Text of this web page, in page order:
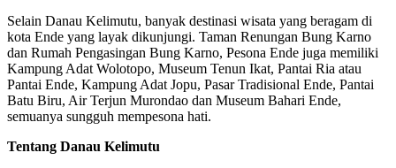
Selain Danau Kelimutu, banyak destinasi wisata yang beragam di
kota Ende yang layak dikunjungi. Taman Renungan Bung Karno
dan Rumah Pengasingan Bung Karno, Pesona Ende juga memiliki
Kampung Adat Wolotopo, Museum Tenun Ikat, Pantai Ria atau
Pantai Ende, Kampung Adat Jopu, Pasar Tradisional Ende, Pantai
Batu Biru, Air Terjun Murondao dan Museum Bahari Ende,
semuanya sungguh mempesona hati.
Tentang Danau Kelimutu